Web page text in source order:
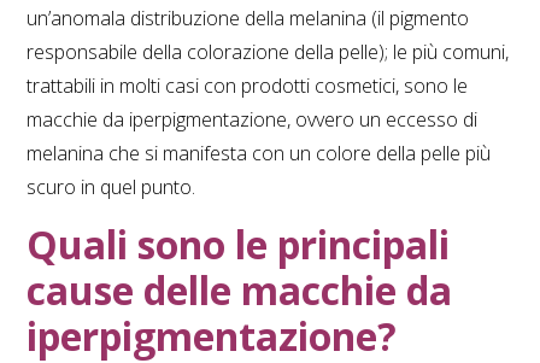
un’anomala distribuzione della melanina (il pigmento
responsabile della colorazione della pelle); le più comuni,
trattabili in molti casi con prodotti cosmetici, sono le
macchie da iperpigmentazione, ovvero un eccesso di
melanina che si manifesta con un colore della pelle più
scuro in quel punto.
Quali sono le principali
cause delle macchie da
iperpigmentazione?